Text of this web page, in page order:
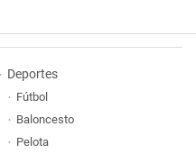
Deportes
Fútbol
Baloncesto
Pelota